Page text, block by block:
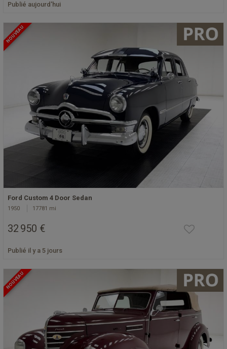
Publié aujourd'hui
NOUVEAU
Ford Custom 4 Door Sedan
1950 17781 mi
32 950 €
Publié il y a 5 jours
NOUVEAU